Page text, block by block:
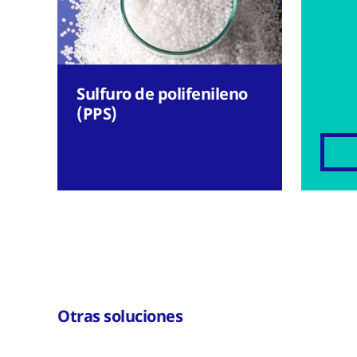
Sulfuro de polifenileno
(PPS)
Otras soluciones